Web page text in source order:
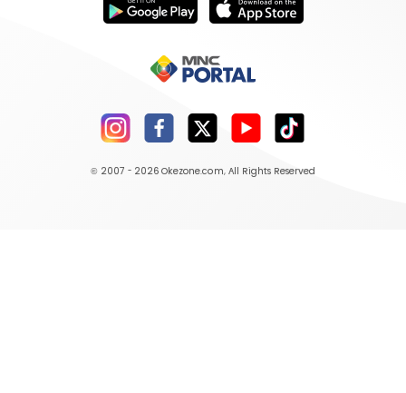
© 2007 - 2026 Okezone.com, All Rights Reserved